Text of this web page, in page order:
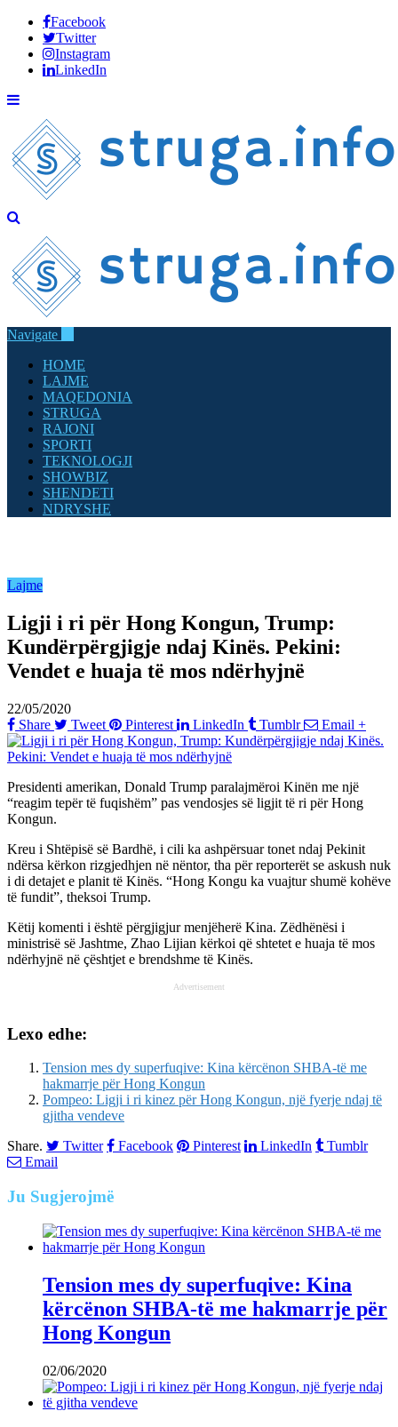
Facebook
Twitter
Instagram
LinkedIn
Navigate
HOME
LAJME
MAQEDONIA
STRUGA
RAJONI
SPORTI
TEKNOLOGJI
SHOWBIZ
SHENDETI
NDRYSHE
Lajme
Ligji i ri për Hong Kongun, Trump:
Kundërpërgjigje ndaj Kinës. Pekini:
Vendet e huaja të mos ndërhyjnë
22/05/2020
Share
Tweet Pinterest LinkedIn Tumblr Email +
Presidenti amerikan, Donald Trump paralajmëroi Kinën me një
“reagim tepër të fuqishëm” pas vendosjes së ligjit të ri për Hong
Kongun.
Kreu i Shtëpisë së Bardhë, i cili ka ashpërsuar tonet ndaj Pekinit
ndërsa kërkon rizgjedhjen në nëntor, tha për reporterët se askush nuk
i di detajet e planit të Kinës. “Hong Kongu ka vuajtur shumë kohëve
të fundit”, theksoi Trump.
Këtij komenti i është përgjigjur menjëherë Kina. Zëdhënësi i
ministrisë së Jashtme, Zhao Lijian kërkoi që shtetet e huaja të mos
ndërhyjnë në çështjet e brendshme të Kinës.
Advertisement
Lexo edhe:
Tension mes dy superfuqive: Kina kërcënon SHBA-të me
hakmarrje për Hong Kongun
Pompeo: Ligji i ri kinez për Hong Kongun, një fyerje ndaj të
gjitha vendeve
Share.
Twitter Facebook Pinterest LinkedIn
Tumblr
Email
Ju Sugjerojmë
Tension mes dy superfuqive: Kina
kërcënon SHBA-të me hakmarrje për
Hong Kongun
02/06/2020